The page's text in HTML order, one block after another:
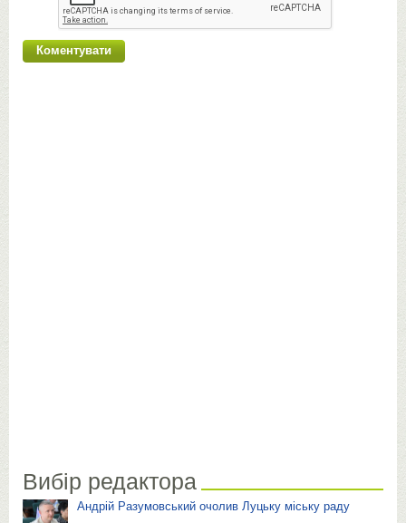
Вибір редактора
Андрій Разумовський очолив Луцьку міську раду